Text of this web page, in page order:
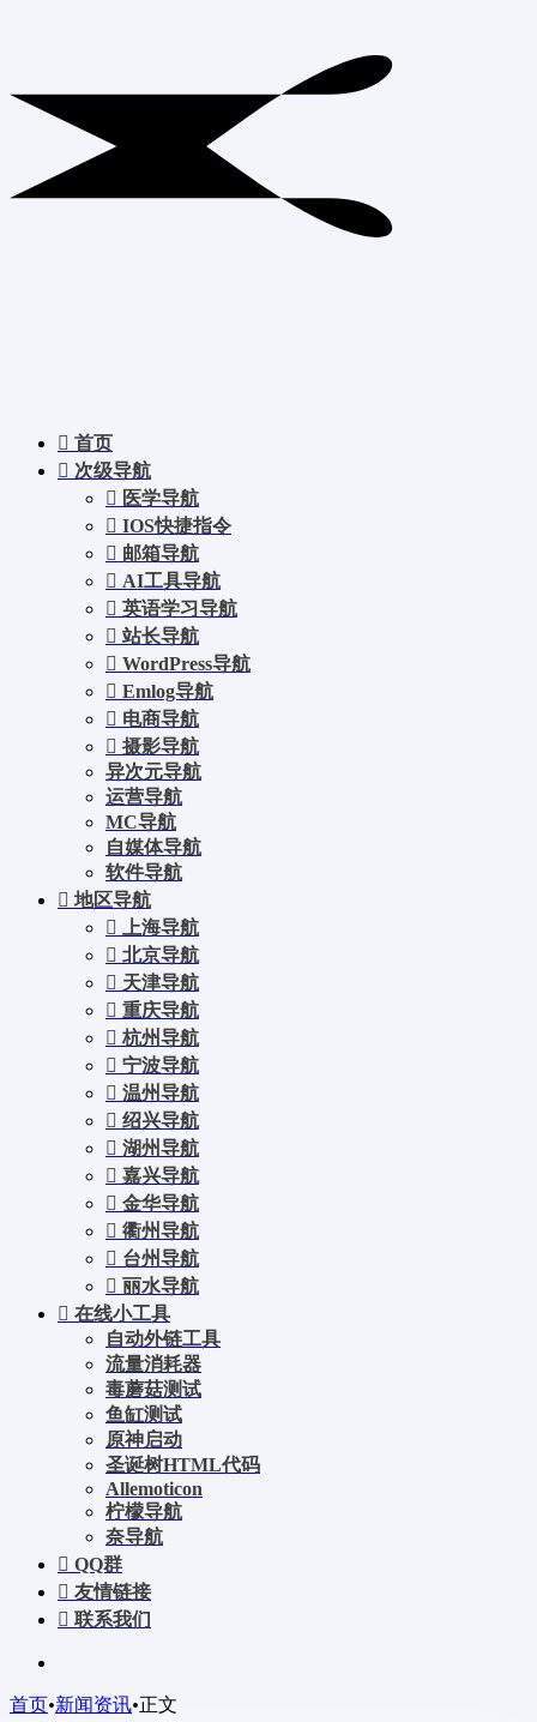
首页
次级导航
医学导航
IOS快捷指令
邮箱导航
AI工具导航
英语学习导航
站长导航
WordPress导航
Emlog导航
电商导航
摄影导航
异次元导航
运营导航
MC导航
自媒体导航
软件导航
地区导航
上海导航
北京导航
天津导航
重庆导航
杭州导航
宁波导航
温州导航
绍兴导航
湖州导航
嘉兴导航
金华导航
衢州导航
台州导航
丽水导航
在线小工具
自动外链工具
流量消耗器
毒蘑菇测试
鱼缸测试
原神启动
圣诞树HTML代码
Allemoticon
柠檬导航
奈导航
QQ群
友情链接
联系我们
首页•新闻资讯•正文